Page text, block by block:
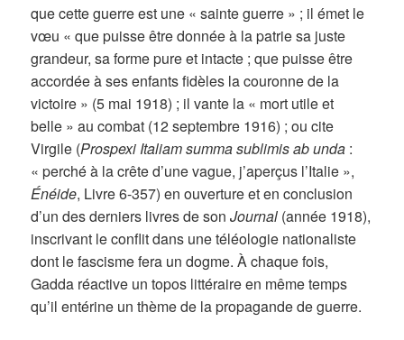
que cette guerre est une « sainte guerre » ; il émet le
vœu « que puisse être donnée à la patrie sa juste
grandeur, sa forme pure et intacte ; que puisse être
accordée à ses enfants fidèles la couronne de la
victoire » (5 mai 1918) ; il vante la « mort utile et
belle » au combat (12 septembre 1916) ; ou cite
Virgile (Prospexi Italiam summa sublimis ab unda :
« perché à la crête d’une vague, j’aperçus l’Italie »,
Énéide, Livre 6-357) en ouverture et en conclusion
d’un des derniers livres de sonJournal (année 1918),
inscrivant le conflit dans une téléologie nationaliste
dont le fascisme fera un dogme. À chaque fois,
Gadda réactive un topos littéraire en même temps
qu’il entérine un thème de la propagande de guerre.